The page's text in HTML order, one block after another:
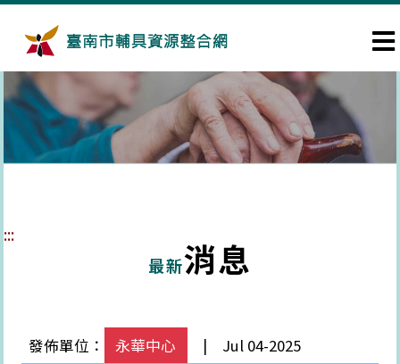
:::
最新消息
發佈單位： 永華中心 | Jul 04-2025